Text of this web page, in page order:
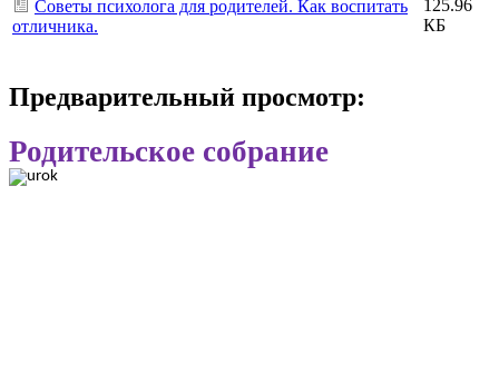
Советы психолога для родителей. Как воспитать
отличника.
125.96
КБ
Предварительный просмотр:
Родительское собрание